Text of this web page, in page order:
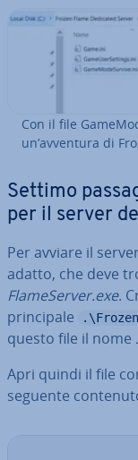
Con il file
un’avventura di
Settimo
per il server
Per avviare il
adatto, che deve
Fla­me­Ser­ver.exe.
prin­ci­pa­le
questo file il nome
Apri quindi il file
seguente